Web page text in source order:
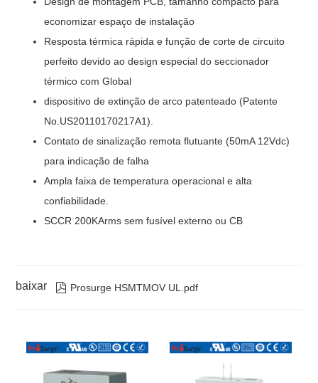
economizar espaço de instalação
Resposta térmica rápida e função de corte de circuito
perfeito devido ao design especial do seccionador
térmico com Global
dispositivo de extinção de arco patenteado (Patente
No.US20110170217A1).
Contato de sinalização remota flutuante (50mA 12Vdc)
para indicação de falha
Ampla faixa de temperatura operacional e alta
confiabilidade.
SCCR 200KArms sem fusível externo ou CB
baixar  Prosurge HSMTMOV UL.pdf